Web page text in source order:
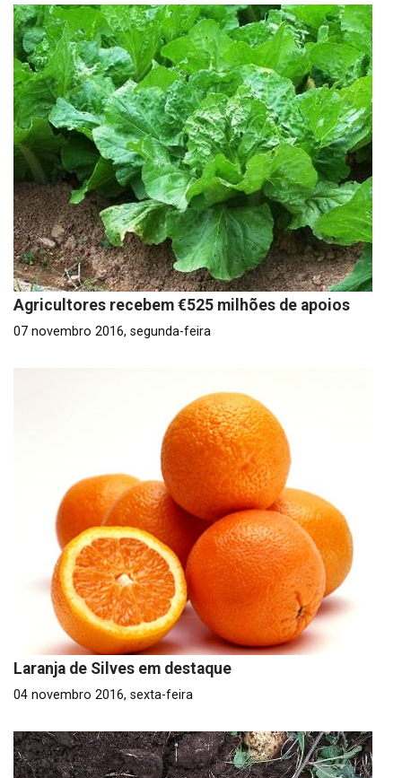
Agricultores recebem €525 milhões de apoios
07 novembro 2016, segunda-feira
Laranja de Silves em destaque
04 novembro 2016, sexta-feira